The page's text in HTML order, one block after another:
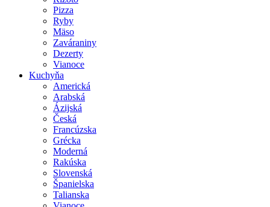
Pizza
Ryby
Mäso
Zaváraniny
Dezerty
Vianoce
Kuchyňa
Americká
Arabská
Ázijská
Česká
Francúzska
Grécka
Moderná
Rakúska
Slovenská
Španielska
Talianska